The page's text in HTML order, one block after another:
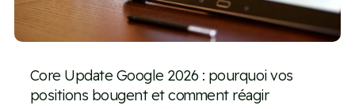
Core Update Google 2026 : pourquoi vos
positions bougent et comment réagir